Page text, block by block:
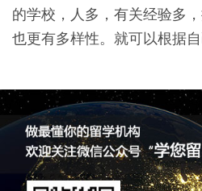
的学校，人多，有关经验多
也更有多样性。就可以根据自